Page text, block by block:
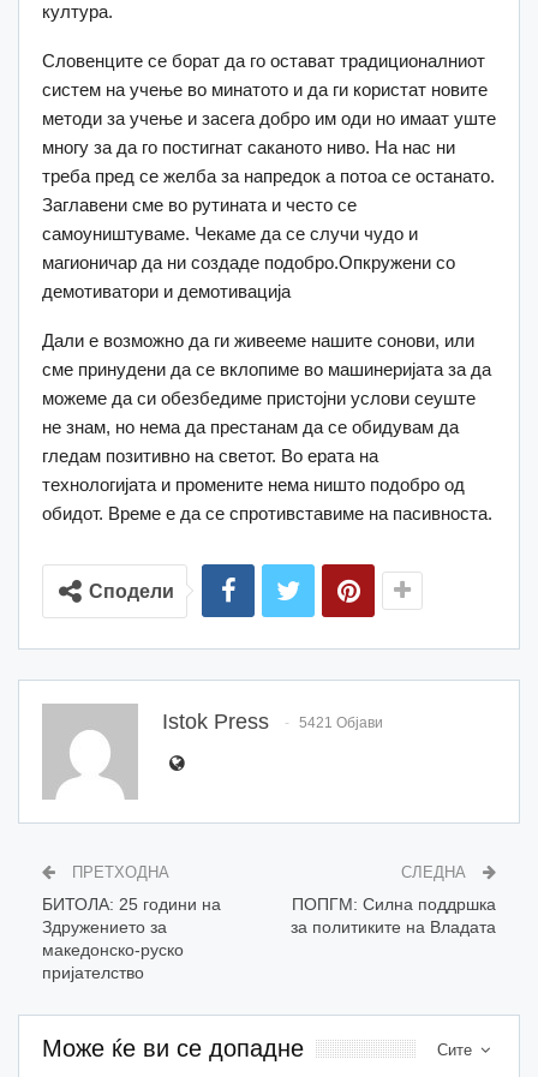
култура.
Словенците се борат да го остават традиционалниот
систем на учење во минатото и да ги користат новите
методи за учење и засега добро им оди но имаат уште
многу за да го постигнат саканото ниво. На нас ни
треба пред се желба за напредок а потоа се останато.
Заглавени сме во рутината и често се
самоуништуваме. Чекаме да се случи чудо и
магионичар да ни создаде подобро.Опкружени со
демотиватори и демотивација
Дали е возможно да ги живееме нашите сонови, или
сме принудени да се вклопиме во машинеријата за да
можеме да си обезбедиме пристојни услови сеуште
не знам, но нема да престанам да се обидувам да
гледам позитивно на светот. Во ерата на
технологијата и промените нема ништо подобро од
обидот. Време е да се спротивставиме на пасивноста.
Сподели
Istok Press 5421 Објави
ПРЕТХОДНА
БИТОЛА: 25 години на
Здружението за
македонско-руско
пријателство
СЛЕДНА
ПОПГМ: Силна поддршка
за политиките на Владата
Сите
Може ќе ви се допадне